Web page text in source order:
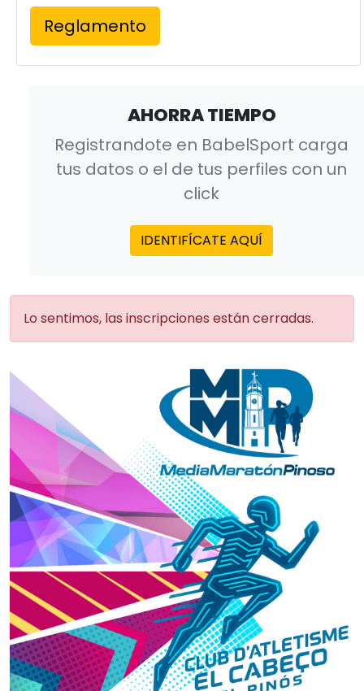
Reglamento
AHORRA TIEMPO
Registrandote en BabelSport carga
tus datos o el de tus perfiles con un
click
IDENTIFÍCATE AQUÍ
Lo sentimos, las inscripciones están cerradas.